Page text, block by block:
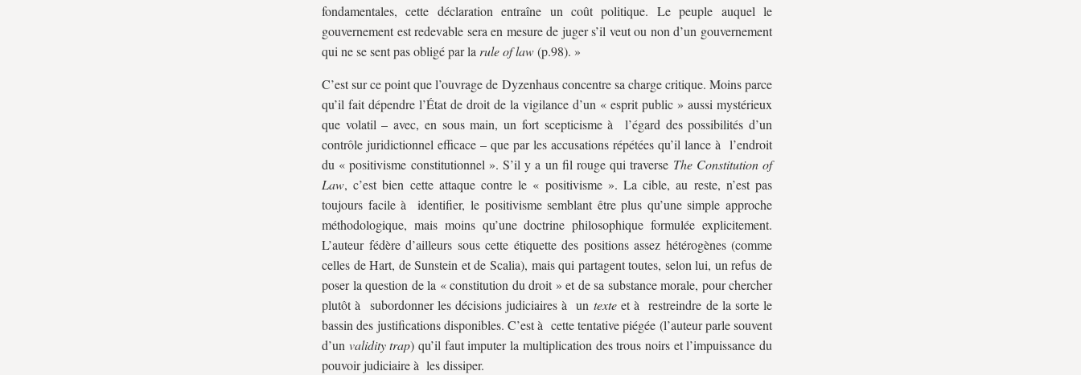
fondamentales, cette déclaration entraîne un coût politique. Le peuple auquel le
gouvernement est redevable sera en mesure de juger s’il veut ou non d’un gouvernement
qui ne se sent pas obligé par la rule of law(p.98). »
C’est sur ce point que l’ouvrage de Dyzenhaus concentre sa charge critique. Moins parce
qu’il fait dépendre l’État de droit de la vigilance d’un « esprit public » aussi mystérieux
que volatil – avec, en sous main, un fort scepticisme à l’égard des possibilités d’un
contrôle juridictionnel efficace – que par les accusations répétées qu’il lance à l’endroit
du « positivisme constitutionnel ». S’il y a un fil rouge qui traverse The Constitution of
Law, c’est bien cette attaque contre le « positivisme ». La cible, au reste, n’est pas
toujours facile à identifier, le positivisme semblant être plus qu’une simple approche
méthodologique, mais moins qu’une doctrine philosophique formulée explicitement.
L’auteur fédère d’ailleurs sous cette étiquette des positions assez hétérogènes (comme
celles de Hart, de Sunstein et de Scalia), mais qui partagent toutes, selon lui, un refus de
poser la question de la « constitution du droit » et de sa substance morale, pour chercher
plutôt à subordonner les décisions judiciaires à un texteet à restreindre de la sorte le
bassin des justifications disponibles. C’est à cette tentative piégée (l’auteur parle souvent
d’un validity trap) qu’il faut imputer la multiplication des trous noirs et l’impuissance du
pouvoir judiciaire à les dissiper.